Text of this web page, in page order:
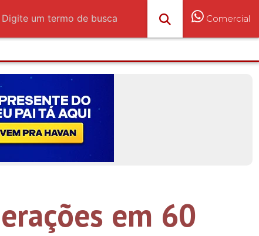
Comercial
em 60